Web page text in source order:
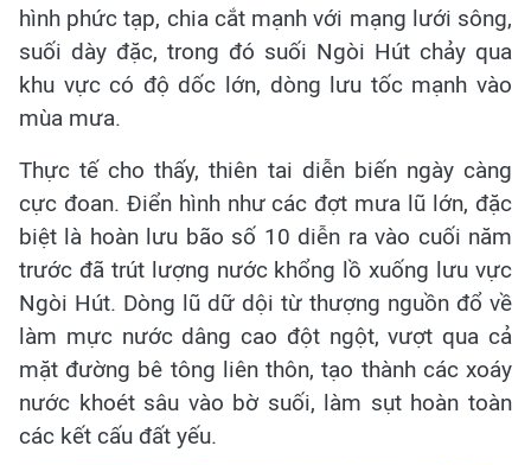
hình phức tạp, chia cắt mạnh với mạng lưới sông,
suối dày đặc, trong đó suối Ngòi Hút chảy qua
khu vực có độ dốc lớn, dòng lưu tốc mạnh vào
mùa mưa.
Thực tế cho thấy, thiên tai diễn biến ngày càng
cực đoan. Điển hình như các đợt mưa lũ lớn, đặc
biệt là hoàn lưu bão số 10 diễn ra vào cuối năm
trước đã trút lượng nước khổng lồ xuống lưu vực
Ngòi Hút. Dòng lũ dữ dội từ thượng nguồn đổ về
làm mực nước dâng cao đột ngột, vượt qua cả
mặt đường bê tông liên thôn, tạo thành các xoáy
nước khoét sâu vào bờ suối, làm sụt hoàn toàn
các kết cấu đất yếu.